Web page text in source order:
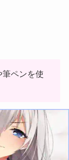
ペンを使